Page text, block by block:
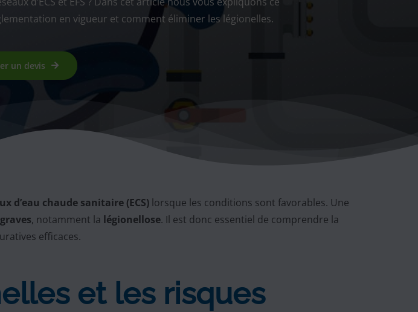
en vigueur et comment éliminer les légionelles.
un devis
d’eau chaude sanitaire (ECS)lorsque les conditions sont favorables. Une
, notamment la légionellose. Il est donc essentiel de comprendre la
efficaces.
et les risques